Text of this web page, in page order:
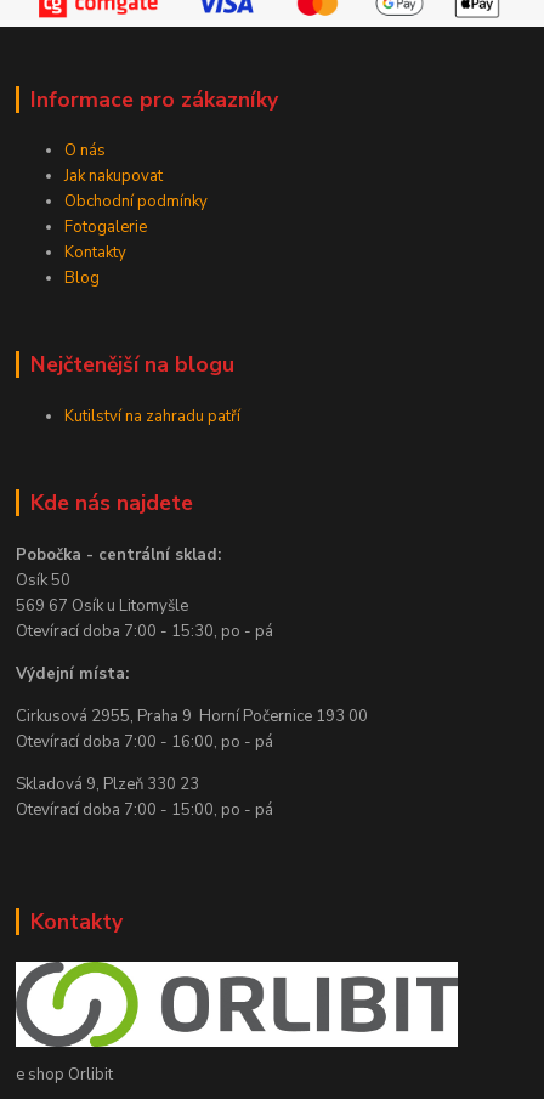
Informace pro zákazníky
O nás
Jak nakupovat
Obchodní podmínky
Fotogalerie
Kontakty
Blog
Nejčtenější na blogu
Kutilství na zahradu patří
Kde nás najdete
Pobočka - centrální sklad:
Osík 50
569 67 Osík u Litomyšle
Otevírací doba 7:00 - 15:30, po - pá
Výdejní místa:
Cirkusová 2955, Praha 9 Horní Počernice 193 00
Otevírací doba 7:00 - 16:00, po - pá
Skladová 9, Plzeň 330 23
Otevírací doba 7:00 - 15:00, po - pá
Kontakty
e shop Orlibit